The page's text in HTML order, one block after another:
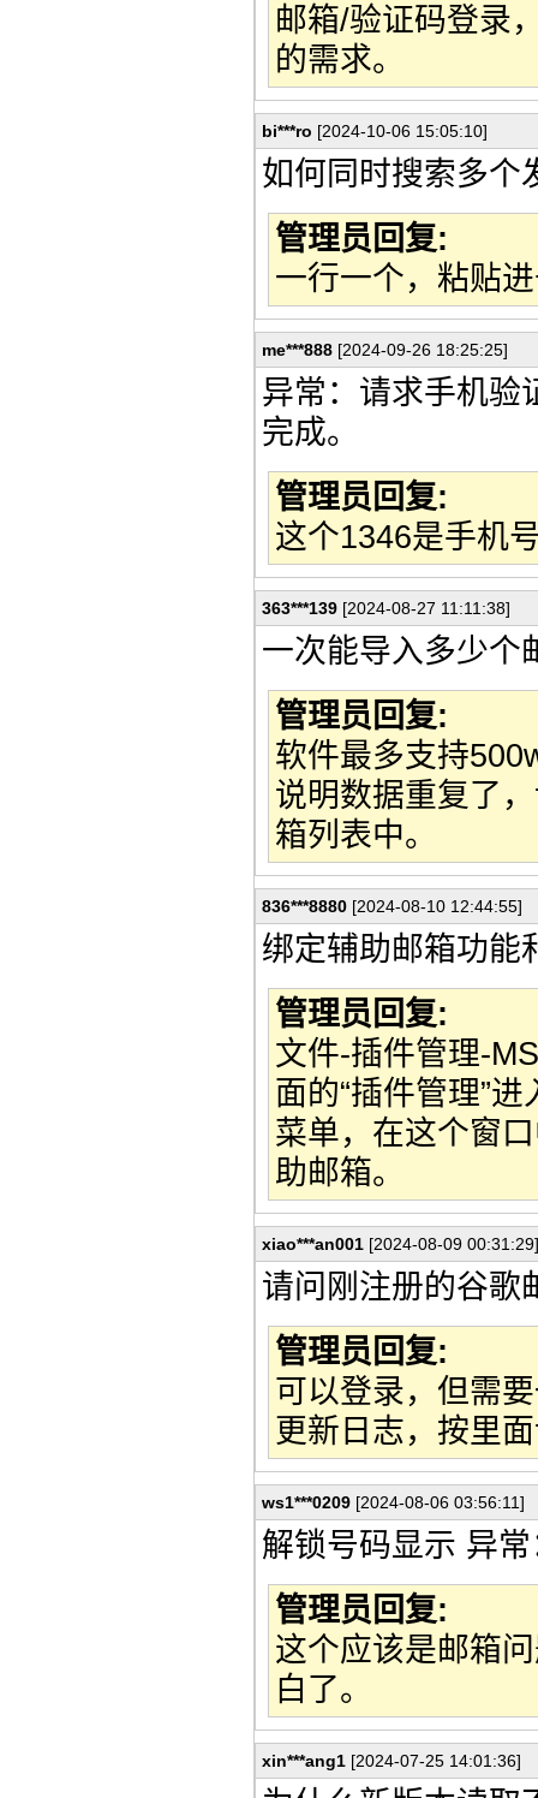
邮箱/验证码登录
的需求。
bi***ro [2024-10-06 15:05:10]
如何同时搜索多个
管理员回复:
一行一个，粘贴
me***888 [2024-09-26 18:25:25]
异常：请求手机验
完成。
管理员回复:
这个1346是手机
363***139 [2024-08-27 11:11:38]
一次能导入多少个
管理员回复:
软件最多支持
说明数据重复了
箱列表中。
836***8880 [2024-08-10 12:44:55]
绑定辅助邮箱功能
管理员回复:
文件-插件管理-
面的“插件管理”
菜单，在这个窗
助邮箱。
xiao***an001 [2024-08-09 00:31:29]
请问刚注册的谷歌
管理员回复:
可以登录，但需
更新日志，按里
ws1***0209 [2024-08-06 03:56:11]
解锁号码显示 异
管理员回复:
这个应该是邮箱
白了。
xin***ang1 [2024-07-25 14:01:36]